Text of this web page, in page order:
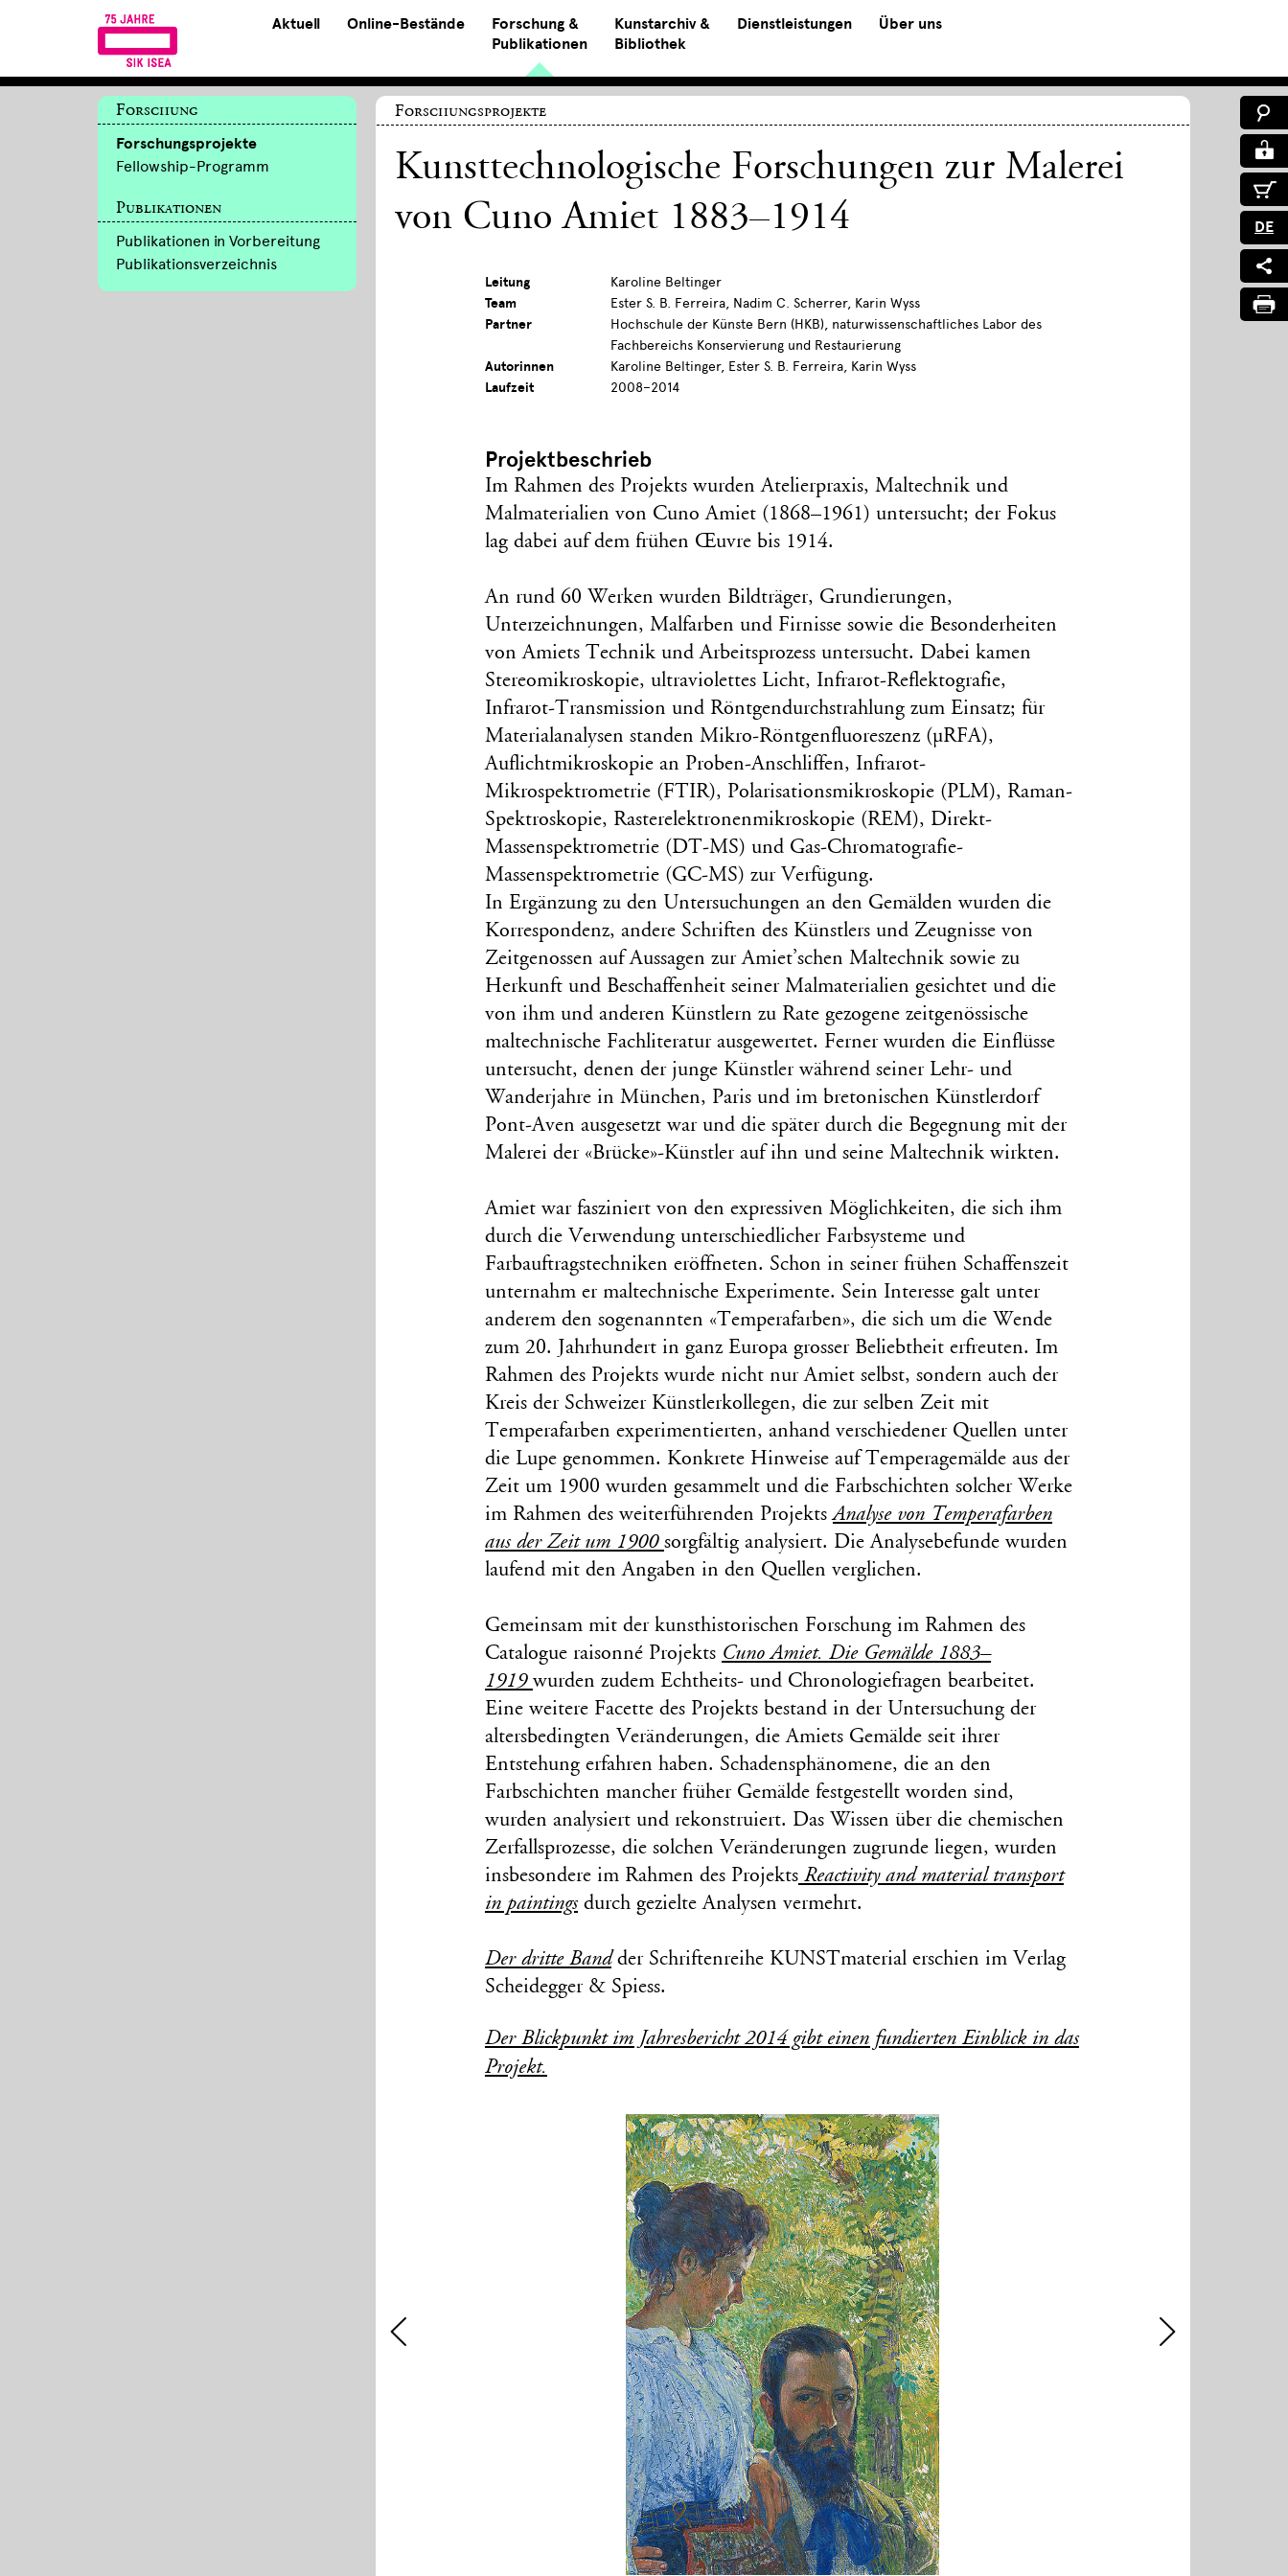
Aktuell Online-Bestände
Forschung &
Publikationen
Kunstarchiv &
Bibliothek
Dienstleistungen Über uns
DE
Forschung
Forschungsprojekte
Fellowship-Programm
Publikationen
Publikationen in Vorbereitung
Publikationsverzeichnis
Forschungsprojekte
Kunsttechnologische Forschungen zur Malerei
von Cuno Amiet 1883–1914
Leitung
Karoline Beltinger
Team
Ester S. B. Ferreira, Nadim C. Scherrer, Karin Wyss
Partner
Hochschule der Künste Bern (HKB), naturwissenschaftliches Labor des
Fachbereichs Konservierung und Restaurierung
Autorinnen
Karoline Beltinger, Ester S. B. Ferreira, Karin Wyss
Laufzeit
2008–2014
Projektbeschrieb
Im Rahmen des Projekts wurden Atelierpraxis, Maltechnik und
Malmaterialien von Cuno Amiet (1868–1961) untersucht; der Fokus
lag dabei auf dem frühen Œuvre bis 1914.
An rund 60 Werken wurden Bildträger, Grundierungen,
Unterzeichnungen, Malfarben und Firnisse sowie die Besonderheiten
von Amiets Technik und Arbeitsprozess untersucht. Dabei kamen
Stereomikroskopie, ultraviolettes Licht, Infrarot-Reflektografie,
Infrarot-Transmission und Röntgendurchstrahlung zum Einsatz; für
Materialanalysen standen Mikro-Röntgenfluoreszenz (µRFA),
Auflichtmikroskopie an Proben-Anschliffen, Infrarot-
Mikrospektrometrie (FTIR), Polarisationsmikroskopie (PLM), Raman-
Spektroskopie, Rasterelektronenmikroskopie (REM), Direkt-
Massenspektrometrie (DT-MS) und Gas-Chromatografie-
Massenspektrometrie (GC-MS) zur Verfügung.
In Ergänzung zu den Untersuchungen an den Gemälden wurden die
Korrespondenz, andere Schriften des Künstlers und Zeugnisse von
Zeitgenossen auf Aussagen zur Amiet’schen Maltechnik sowie zu
Herkunft und Beschaffenheit seiner Malmaterialien gesichtet und die
von ihm und anderen Künstlern zu Rate gezogene zeitgenössische
maltechnische Fachliteratur ausgewertet. Ferner wurden die Einflüsse
untersucht, denen der junge Künstler während seiner Lehr- und
Wanderjahre in München, Paris und im bretonischen Künstlerdorf
Pont-Aven ausgesetzt war und die später durch die Begegnung mit der
Malerei der «Brücke»-Künstler auf ihn und seine Maltechnik wirkten.
Amiet war fasziniert von den expressiven Möglichkeiten, die sich ihm
durch die Verwendung unterschiedlicher Farbsysteme und
Farbauftragstechniken eröffneten. Schon in seiner frühen Schaffenszeit
unternahm er maltechnische Experimente. Sein Interesse galt unter
anderem den sogenannten «Temperafarben», die sich um die Wende
zum 20. Jahrhundert in ganz Europa grosser Beliebtheit erfreuten. Im
Rahmen des Projekts wurde nicht nur Amiet selbst, sondern auch der
Kreis der Schweizer Künstlerkollegen, die zur selben Zeit mit
Temperafarben experimentierten, anhand verschiedener Quellen unter
die Lupe genommen. Konkrete Hinweise auf Temperagemälde aus der
Zeit um 1900 wurden gesammelt und die Farbschichten solcher Werke
im Rahmen des weiterführenden ProjektsAnalyse von Temperafarben
aus der Zeit um 1900 sorgfältig analysiert. Die Analysebefunde wurden
laufend mit den Angaben in den Quellen verglichen.
Gemeinsam mit der kunsthistorischen Forschung im Rahmen des
Catalogue raisonné Projekts Cuno Amiet. Die Gemälde 1883–
1919 wurden zudem Echtheits- und Chronologiefragen bearbeitet.
Eine weitere Facette des Projekts bestand in der Untersuchung der
altersbedingten Veränderungen, die Amiets Gemälde seit ihrer
Entstehung erfahren haben. Schadensphänomene, die an den
Farbschichten mancher früher Gemälde festgestellt worden sind,
wurden analysiert und rekonstruiert. Das Wissen über die chemischen
Zerfallsprozesse, die solchen Veränderungen zugrunde liegen, wurden
insbesondere im Rahmen des ProjektsReactivity and material transport
in paintingsdurch gezielte Analysen vermehrt.
Der dritte Bandder Schriftenreihe KUNSTmaterial erschien im Verlag
Scheidegger & Spiess.
Der Blickpunkt im Jahresbericht 2014 gibt einen fundierten Einblick in das
Projekt.